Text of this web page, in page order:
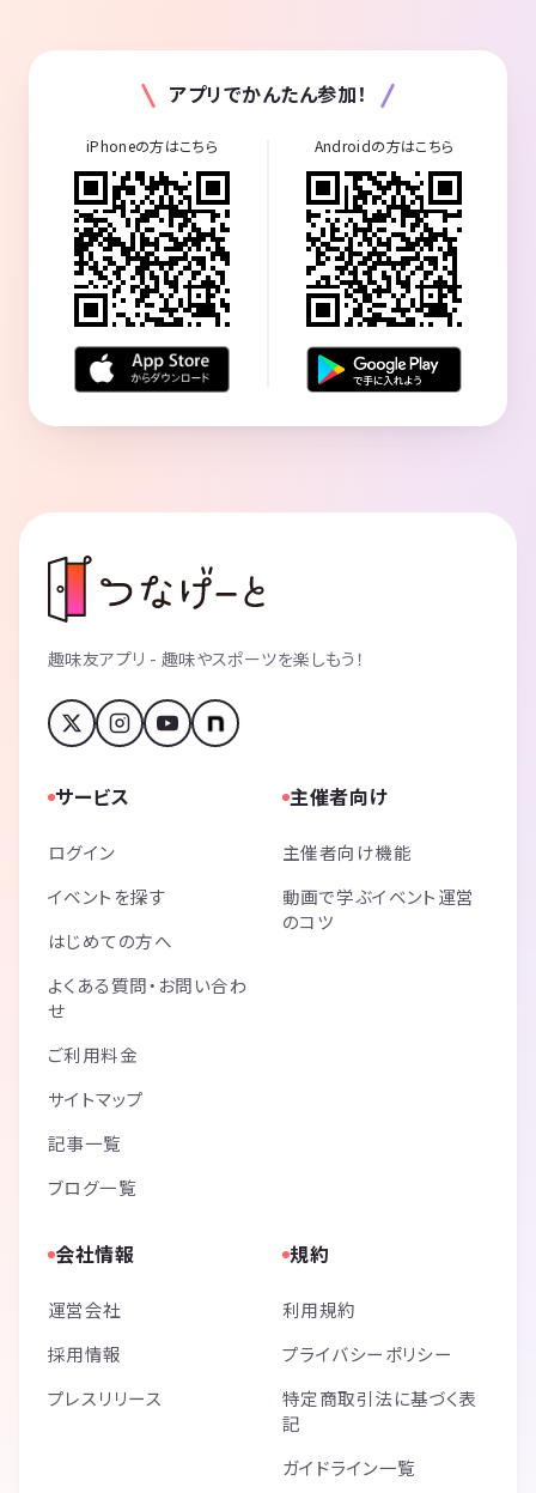
アプリでかんたん参加！
iPhoneの方はこちら Androidの方はこちら
趣味友アプリ - 趣味やスポーツを楽しもう！
サービス
ログイン
イベントを探す
はじめての方へ
よくある質問・お問い合わ
せ
ご利用料金
サイトマップ
記事一覧
ブログ一覧
主催者向け
主催者向け機能
動画で学ぶイベント運営
のコツ
会社情報
運営会社
採用情報
プレスリリース
規約
利用規約
プライバシーポリシー
特定商取引法に基づく表
記
ガイドライン一覧